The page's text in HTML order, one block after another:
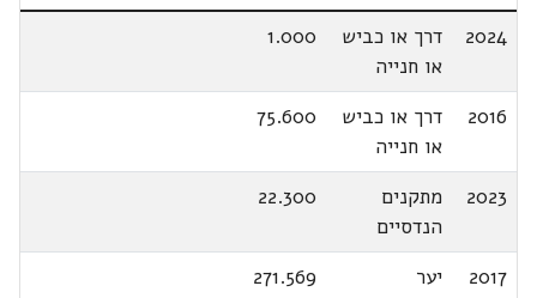
2024
דרך או כביש
או חנייה
1.000
2016
דרך או כביש
או חנייה
75.600
2023
מתקנים
הנדסיים
22.300
2017 יער
271.569